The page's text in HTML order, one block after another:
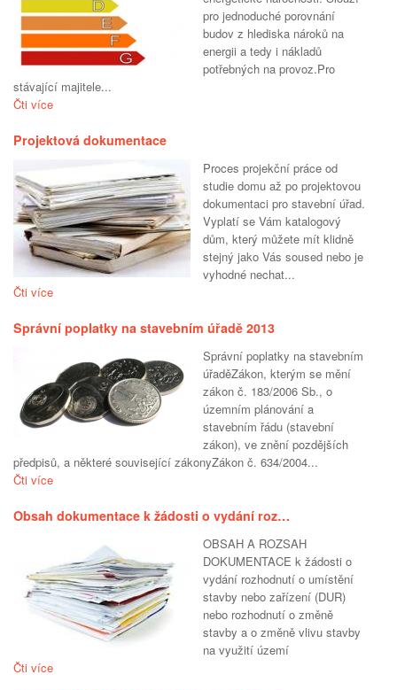
pro jednoduché porovnání
budov z hlediska nároků na
energii a tedy i nákladů
potřebných na provoz.Pro
stávající majitele...
Čti více
Projektová dokumentace
Proces projekční práce od
studie domu až po projektovou
dokumentaci pro stavební úřad.
Vyplatí se Vám katalogový
dům, který můžete mít klidně
stejný jako Vás soused nebo je
vyhodné nechat...
Čti více
Správní poplatky na stavebním úřadě 2013
Správní poplatky na stavebním
úřaděZákon, kterým se mění
zákon č. 183/2006 Sb., o
územním plánování a
stavebním řádu (stavební
zákon), ve znění pozdějších
předpisů, a některé související zákonyZákon č. 634/2004...
Čti více
Obsah dokumentace k žádosti o vydání roz…
OBSAH A ROZSAH
DOKUMENTACE k žádosti o
vydání rozhodnutí o umístění
stavby nebo zařízení (DUR)
nebo rozhodnutí o změně
stavby a o změně vlivu stavby
na využití území
Čti více